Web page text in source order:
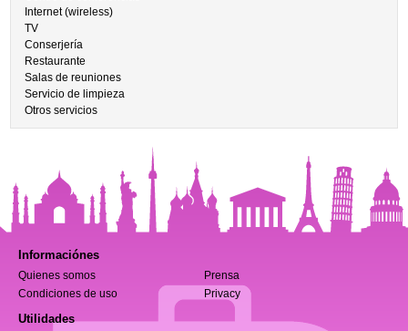
Internet (wireless)
TV
Conserjería
Restaurante
Salas de reuniones
Servicio de limpieza
Otros servicios
Informaciónes
Quienes somos
Prensa
Condiciones de uso
Privacy
Utilidades